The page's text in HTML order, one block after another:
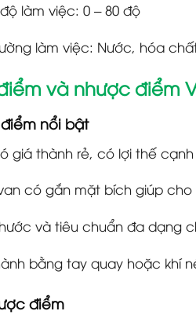
làm việc: 0 – 80 độ
làm việc: Nước, hóa
và nhược điểm
điểm nổi bật
giá thành rẻ, có lợi thế
có gắn mặt bích giúp
và tiêu chuẩn đa dạng
bằng tay quay hoặc khí
điểm